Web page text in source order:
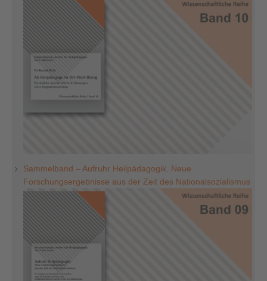
Sammelband – Aufruhr Heilpädagogik. Neue
Forschungsergebnisse aus der Zeit des Nationalsozialismus